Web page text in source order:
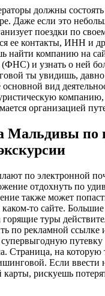
должны
Даже если это
поездки по
ее контакты, ИНН и
компанию на
и узнать о ней
ты увидишь, давно
вид
компанию,
организацией
Мальдивы по
по электронной
отдохнуть по
также может
то сайте.
горящие туры
по рекламной ссылке
путевку
Страница, на
Если ввести
рискуешь